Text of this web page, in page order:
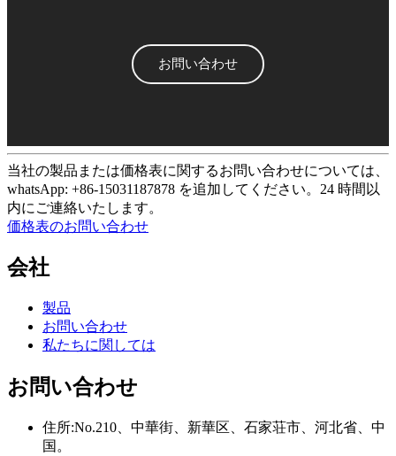
お問い合わせ
当社の製品または価格表に関するお問い合わせについては、
whatsApp: +86-15031187878 を追加してください。24 時間以
内にご連絡いたします。
価格表のお問い合わせ
会社
製品
お問い合わせ
私たちに関しては
お問い合わせ
住所:No.210、中華街、新華区、石家荘市、河北省、中
国。